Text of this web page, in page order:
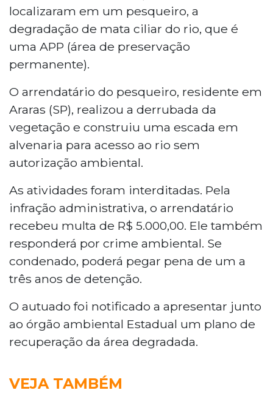
localizaram em um pesqueiro, a
degradação de mata ciliar do rio, que é
uma APP (área de preservação
permanente).
O arrendatário do pesqueiro, residente em
Araras (SP), realizou a derrubada da
vegetação e construiu uma escada em
alvenaria para acesso ao rio sem
autorização ambiental.
As atividades foram interditadas. Pela
infração administrativa, o arrendatário
recebeu multa de R$ 5.000,00. Ele também
responderá por crime ambiental. Se
condenado, poderá pegar pena de um a
três anos de detenção.
O autuado foi notificado a apresentar junto
ao órgão ambiental Estadual um plano de
recuperação da área degradada.
VEJA TAMBÉM